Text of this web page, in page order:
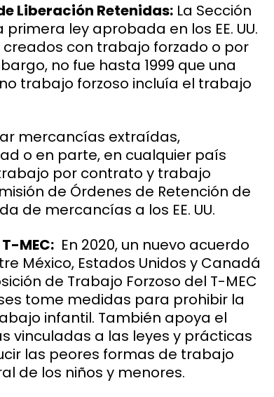
Liberación Retenidas: La Sección
ley aprobada en los EE. UU.
con trabajo forzado o por
no fue hasta 1999 que una
trabajo forzoso incluía el trabajo
mercancías extraídas,
o en parte, en cualquier país
por contrato y trabajo
de Órdenes de Retención de
de mercancías a los EE. UU.
MEC: En 2020, un nuevo acuerdo
México, Estados Unidos y Canadá
de Trabajo Forzoso del T-MEC
tome medidas para prohibir la
infantil. También apoya el
vinculadas a las leyes y prácticas
las peores formas de trabajo
de los niños y menores.